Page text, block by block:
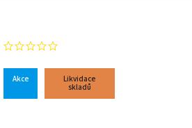
Akce
Likvidace
skladů